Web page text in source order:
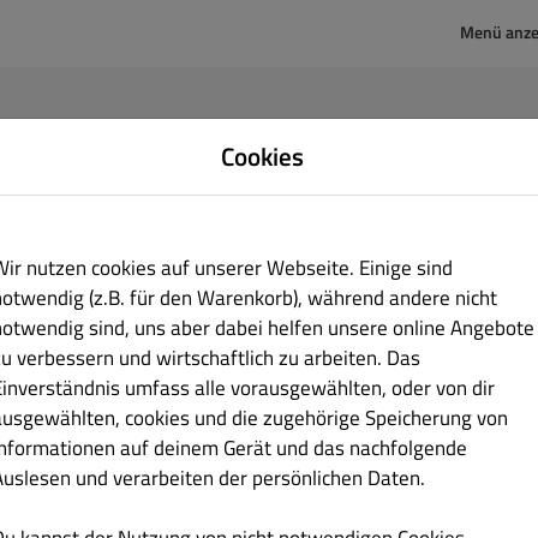
Menü
bleiben
Passwort
Anmeldung
Cookies
nutzen cookies auf unserer Webseite. Einige sind
(z.B. für den Warenkorb), während andere nicht
sind, uns aber dabei helfen unsere online Angebote
verbessern und wirtschaftlich zu arbeiten. Das
umfass alle vorausgewählten, oder von dir
cookies und die zugehörige Speicherung von
auf deinem Gerät und das nachfolgende
und verarbeiten der persönlichen Daten.